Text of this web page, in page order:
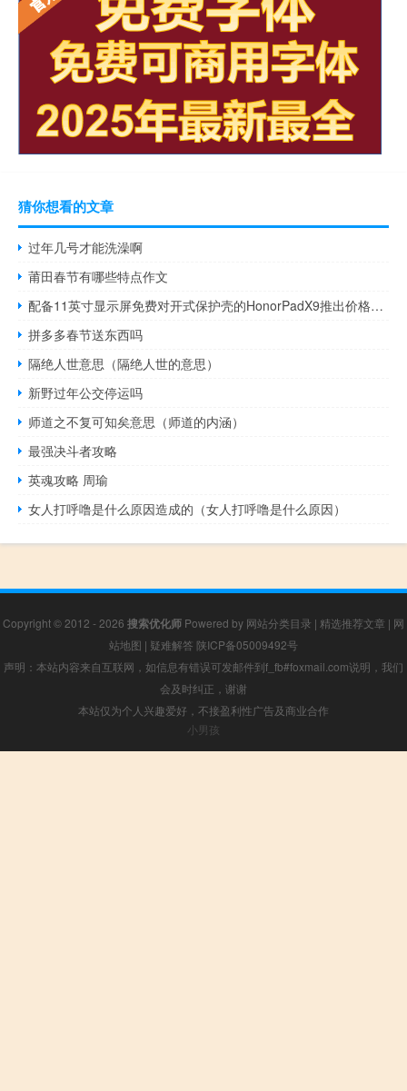
猜你想看的文章
过年几号才能洗澡啊
莆田春节有哪些特点作文
配备11英寸显示屏免费对开式保护壳的HonorPadX9推出价格规格等
拼多多春节送东西吗
隔绝人世意思（隔绝人世的意思）
新野过年公交停运吗
师道之不复可知矣意思（师道的内涵）
最强决斗者攻略
英魂攻略 周瑜
女人打呼噜是什么原因造成的（女人打呼噜是什么原因）
Copyright © 2012 - 2026 搜索优化师 Powered by 网站分类目录 | 精选推荐文章 | 网
站地图 | 疑难解答 陕ICP备05009492号
声明：本站内容来自互联网，如信息有错误可发邮件到f_fb#foxmail.com说明，我们
会及时纠正，谢谢
本站仅为个人兴趣爱好，不接盈利性广告及商业合作
小男孩